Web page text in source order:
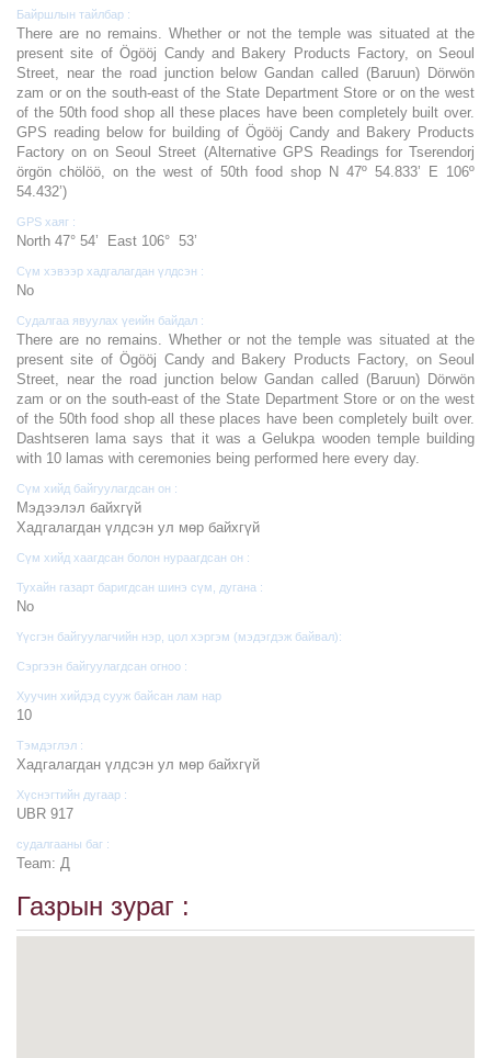
Байршлын тайлбар :
There are no remains. Whether or not the temple was situated at the
present site of Ögööj Candy and Bakery Products Factory, on Seoul
Street, near the road junction below Gandan called (Baruun) Dörwön
zam or on the south-east of the State Department Store or on the west
of the 50th food shop all these places have been completely built over.
GPS reading below for building of Ögööj Candy and Bakery Products
Factory on on Seoul Street (Alternative GPS Readings for Tserendorj
örgön chölöö, on the west of 50th food shop N 47º 54.833’ E 106º
54.432’)
GPS хаяг :
North 47° 54’ East 106° 53’
Сүм хэвээр хадгалагдан үлдсэн :
No
Судалгаа явуулах үеийн байдал :
There are no remains. Whether or not the temple was situated at the
present site of Ögööj Candy and Bakery Products Factory, on Seoul
Street, near the road junction below Gandan called (Baruun) Dörwön
zam or on the south-east of the State Department Store or on the west
of the 50th food shop all these places have been completely built over.
Dashtseren lama says that it was a Gelukpa wooden temple building
with 10 lamas with ceremonies being performed here every day.
Сүм хийд байгуулагдсан он :
Мэдээлэл байхгүй
Хадгалагдан үлдсэн ул мөр байхгүй
Сүм хийд хаагдсан болон нураагдсан он :
Тухайн газарт баригдсан шинэ сүм, дугана :
No
Үүсгэн байгуулагчийн нэр, цол хэргэм (мэдэгдэж байвал):
Сэргээн байгуулагдсан огноо :
Хуучин хийдэд сууж байсан лам нар
10
Тэмдэглэл :
Хадгалагдан үлдсэн ул мөр байхгүй
Хүснэгтийн дугаар :
UBR 917
судалгааны баг :
Team: Д
Газрын зураг :